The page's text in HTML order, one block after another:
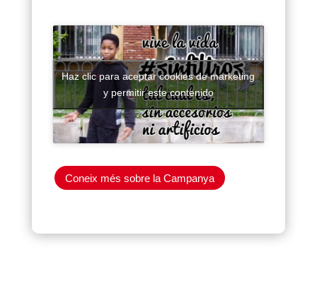
Haz clic para aceptar cookies de marketing
y permitir este contenido
Coneix més sobre la Campanya